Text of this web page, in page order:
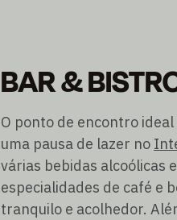
BAR &
O ponto de encontro
uma pausa de lazer no
várias bebidas alcoólicas
especialidades de café e
tranquilo e acolhedor.